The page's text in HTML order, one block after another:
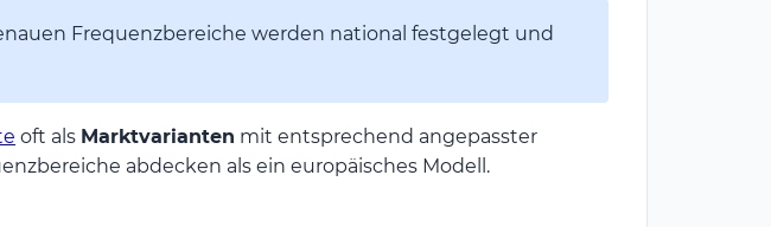
Frequenzbereiche werden national festgelegt und
oft als Marktvarianten mit entsprechend angepasster
abdecken als ein europäisches Modell.